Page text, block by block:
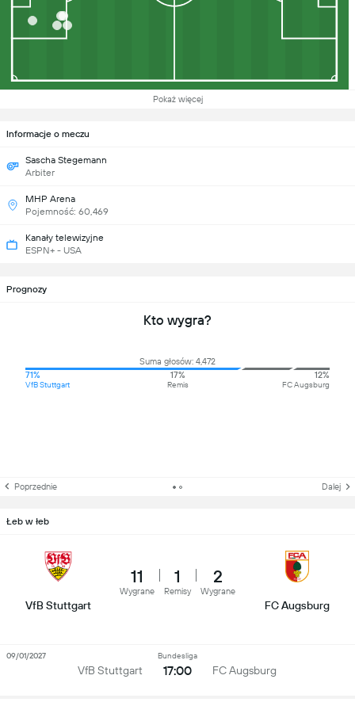
Pokaż więcej
Informacje o meczu
Sascha Stegemann
Arbiter
MHP Arena
Pojemność: 60,469
Kanały telewizyjne
ESPN+ - USA
Prognozy
Kto wygra?
Suma głosów: 4,472
71%
VfB Stuttgart
17%
Remis
12%
FC Augsburg
Poprzednie Dalej
Łeb w łeb
VfB Stuttgart
11
Wygrane
1
Remisy
2
Wygrane
FC Augsburg
VfB Stuttgart
Bundesliga
17:00 FC Augsburg
09/01/2027